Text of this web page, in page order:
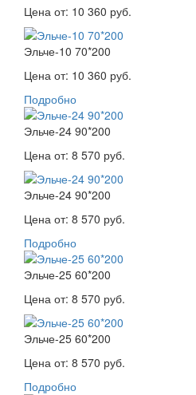
Цена от: 10 360 руб.
Эльче-10 70*200
Цена от: 10 360 руб.
Подробно
Эльче-24 90*200
Цена от: 8 570 руб.
Эльче-24 90*200
Цена от: 8 570 руб.
Подробно
Эльче-25 60*200
Цена от: 8 570 руб.
Эльче-25 60*200
Цена от: 8 570 руб.
Подробно